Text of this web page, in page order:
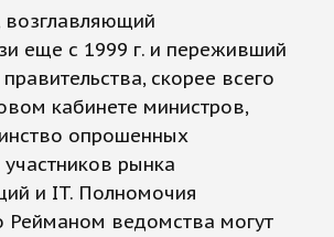
еще с 1999 г. и переживший
скорее всего
кабинете министров,
опрошенных
рынка
и IT. Полномочия
Рейманом ведомства могут